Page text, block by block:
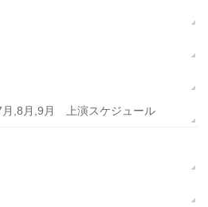
,8月,9月 上演スケジュール